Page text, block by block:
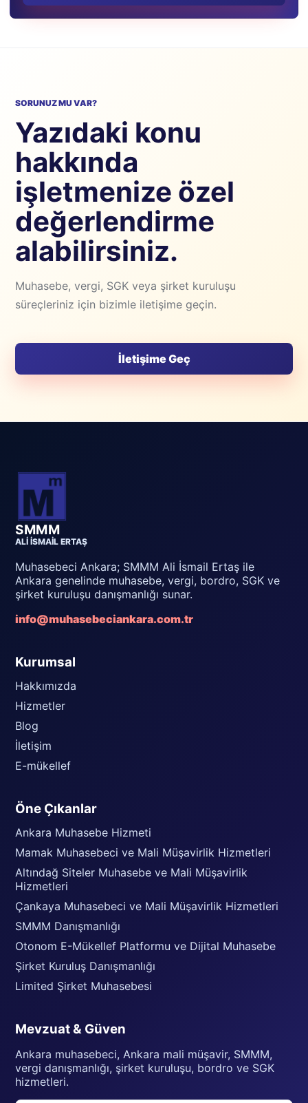
SORUNUZ MU VAR?
Yazıdaki konu
hakkında
işletmenize özel
değerlendirme
alabilirsiniz.
Muhasebe, vergi, SGK veya şirket kuruluşu
süreçleriniz için bizimle iletişime geçin.
İletişime Geç
SMMM
ALI İSMAIL ERTAŞ
Muhasebeci Ankara; SMMM Ali İsmail Ertaş ile
Ankara genelinde muhasebe, vergi, bordro, SGK ve
şirket kuruluşu danışmanlığı sunar.
info@muhasebeciankara.com.tr
Kurumsal
Hakkımızda
Hizmetler
Blog
İletişim
E-mükellef
Öne Çıkanlar
Ankara Muhasebe Hizmeti
Mamak Muhasebeci ve Mali Müşavirlik Hizmetleri
Altındağ Siteler Muhasebe ve Mali Müşavirlik
Hizmetleri
Çankaya Muhasebeci ve Mali Müşavirlik Hizmetleri
SMMM Danışmanlığı
Otonom E-Mükellef Platformu ve Dijital Muhasebe
Şirket Kuruluş Danışmanlığı
Limited Şirket Muhasebesi
Mevzuat & Güven
Ankara muhasebeci, Ankara mali müşavir, SMMM,
vergi danışmanlığı, şirket kuruluşu, bordro ve SGK
hizmetleri.